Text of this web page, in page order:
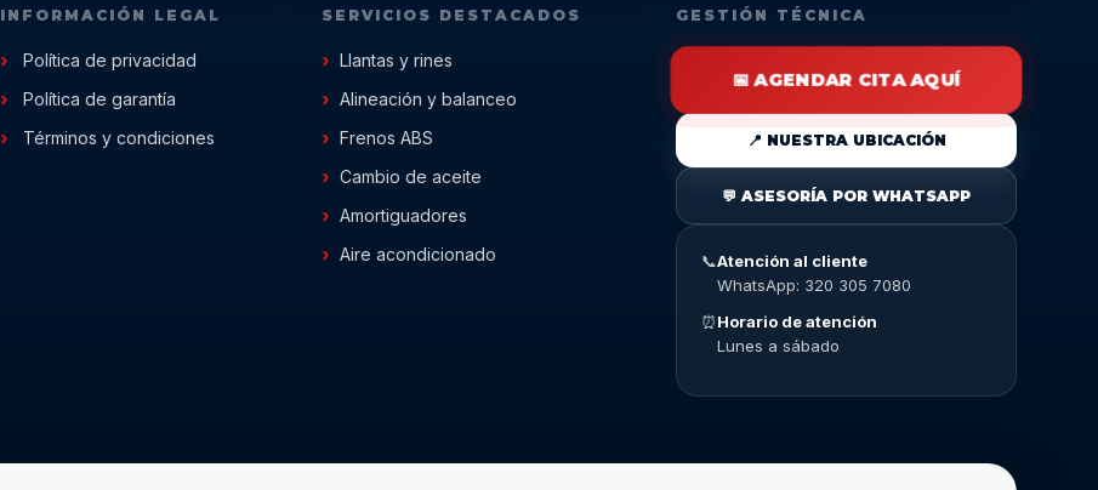
INFORMACIÓN LEGAL
Política de privacidad
Política de garantía
Términos y condiciones
SERVICIOS DESTACADOS
Llantas y rines
Alineación y balanceo
Frenos ABS
Cambio de aceite
Amortiguadores
Aire acondicionado
GESTIÓN TÉCNICA
📅 AGENDAR CITA AQUÍ
📍 NUESTRA UBICACIÓN
💬 ASESORÍA POR WHATSAPP
📞Atención al cliente
WhatsApp: 320 305 7080
⏰Horario de atención
Lunes a sábado